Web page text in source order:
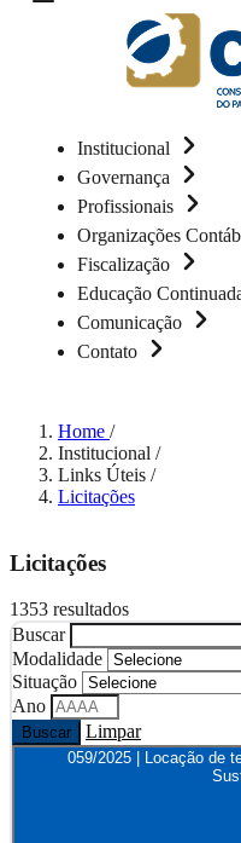
Institucional
Governança
Profissionais
Organizações
Fiscalização
Educação
Comunicação
Contato
Home /
Institucional /
Links Úteis /
Licitações
Licitações
1353 resultados
Buscar
Modalidade
Situação
Ano
Buscar Limpar
059/2025 | Locação de